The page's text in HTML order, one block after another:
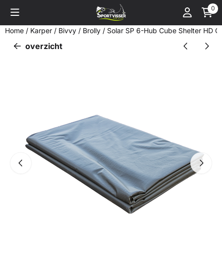
Cookievoorkeuren zijn momenteel gesloten. 0
Home / Karper / Bivvy / Brolly / Solar SP 6-Hub Cube Shelter HD
overzicht